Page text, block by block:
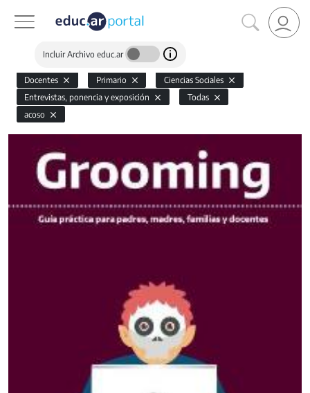
Incluir Archivo educ.ar
Docentes Primario
Ciencias Sociales
Entrevistas, ponencia y exposición
Todas
acoso